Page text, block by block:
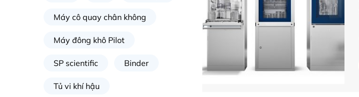
Máy cô quay chân không
Máy đông khô Pilot
SP scientific Binder
Tủ vi khí hậu